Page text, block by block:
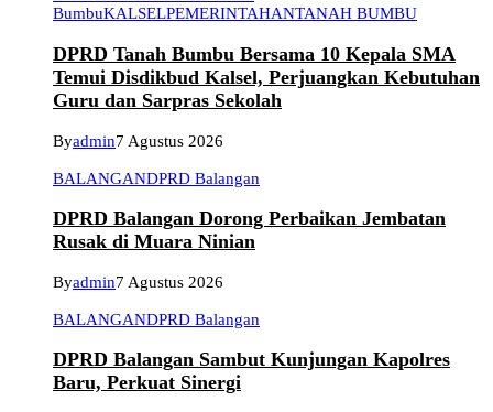
BumbuKALSELPEMERINTAHANTANAH BUMBU
DPRD Tanah Bumbu Bersama 10 Kepala SMA
Temui Disdikbud Kalsel, Perjuangkan Kebutuhan
Guru dan Sarpras Sekolah
Byadmin7 Agustus 2026
BALANGANDPRD Balangan
DPRD Balangan Dorong Perbaikan Jembatan
Rusak di Muara Ninian
Byadmin7 Agustus 2026
BALANGANDPRD Balangan
DPRD Balangan Sambut Kunjungan Kapolres
Baru, Perkuat Sinergi